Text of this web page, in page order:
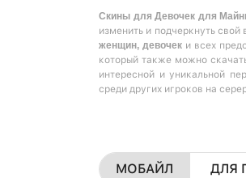
Скины для Девочек для
изменить и подчеркнуть
женщин, девочек и всех
который также можно
интересной и уникальной
среди других игроков на
МОБАЙЛ ДЛЯ